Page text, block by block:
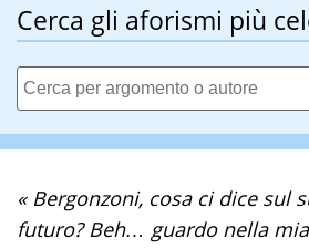
Cerca gli aforismi più
« Bergonzoni, cosa ci dice sul
futuro? Beh… guardo nella